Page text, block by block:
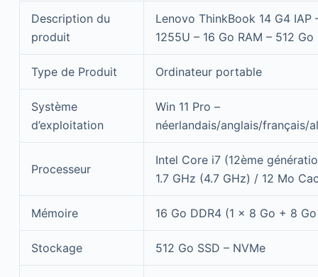
Description du
produit
Lenovo ThinkBook 14 G4 IAP
1255U – 16 Go RAM – 512 Go
Type de Produit Ordinateur portable
Système
d’exploitation
Win 11 Pro –
néerlandais/anglais/français/
Processeur
Intel Core i7 (12ème
1.7 GHz (4.7 GHz) / 12 Mo
Mémoire 16 Go DDR4 (1 x 8 Go + 8
Stockage 512 Go SSD – NVMe